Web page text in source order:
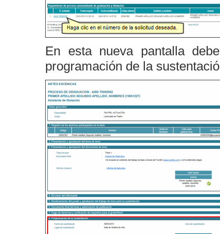
En esta nueva pantalla
programación de la